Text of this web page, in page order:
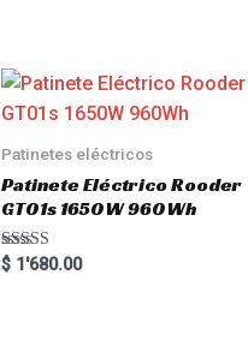
Patinetes eléctricos
Patinete Eléctrico Rooder
GT01s 1650W 960Wh
Rated
5.00
$ 1'680.00